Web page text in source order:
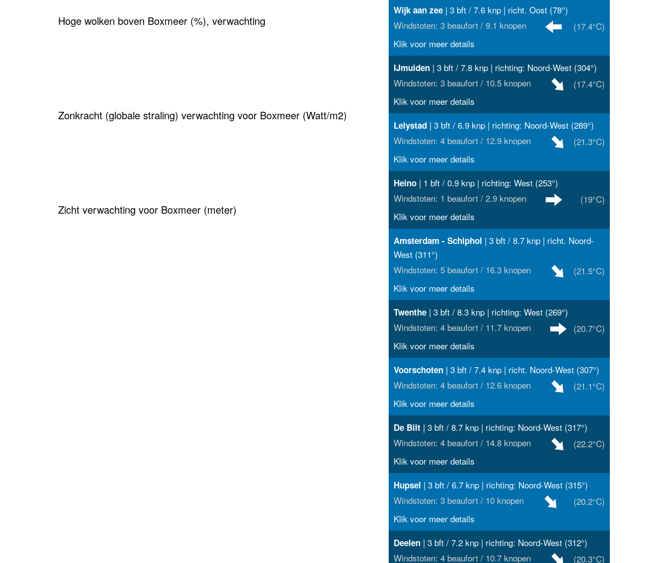
Hoge wolken boven Boxmeer (%), verwachting
Zonkracht (globale straling) verwachting voor Boxmeer (Watt/m2)
Zicht verwachting voor Boxmeer (meter)
Wijk aan zee| 3 bft / 7.6 knp | richt. Oost (78°)
Windstoten: 3 beaufort / 9.1 knopen
(17.4°C)
Klik voor meer details
IJmuiden| 3 bft / 7.8 knp | richting: Noord-West (304°)
Windstoten: 3 beaufort / 10.5 knopen
(17.4°C)
Klik voor meer details
Lelystad| 3 bft / 6.9 knp | richting: Noord-West (289°)
Windstoten: 4 beaufort / 12.9 knopen
(21.3°C)
Klik voor meer details
Heino| 1 bft / 0.9 knp | richting: West (253°)
Windstoten: 1 beaufort / 2.9 knopen
(19°C)
Klik voor meer details
Amsterdam - Schiphol | 3 bft / 8.7 knp | richt. Noord-
West (311°)
Windstoten: 5 beaufort / 16.3 knopen
(21.5°C)
Klik voor meer details
Twenthe| 3 bft / 8.3 knp | richting: West (269°)
Windstoten: 4 beaufort / 11.7 knopen
(20.7°C)
Klik voor meer details
Voorschoten| 3 bft / 7.4 knp | richt. Noord-West (307°)
Windstoten: 4 beaufort / 12.6 knopen
(21.1°C)
Klik voor meer details
De Bilt| 3 bft / 8.7 knp | richting: Noord-West (317°)
Windstoten: 4 beaufort / 14.8 knopen
(22.2°C)
Klik voor meer details
Hupsel | 3 bft / 6.7 knp | richting: Noord-West (315°)
Windstoten: 3 beaufort / 10 knopen
(20.2°C)
Klik voor meer details
Deelen| 3 bft / 7.2 knp | richting: Noord-West (312°)
Windstoten: 4 beaufort / 10.7 knopen
(20.3°C)